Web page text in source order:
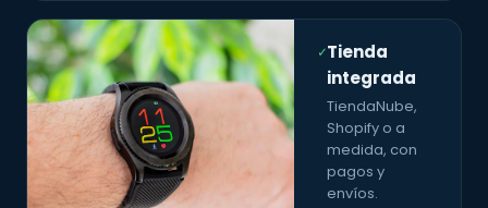
✓Tienda
integrada
TiendaNube,
Shopify o a
medida, con
pagos y
envíos.